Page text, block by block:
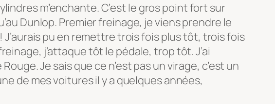
m’enchante. C’est le gros point fort sur
Dunlop. Premier freinage, je viens prendre le
pu en remettre trois fois plus tôt, trois fois
j’attaque tôt le pédale, trop tôt. J’ai
Je sais que ce n’est pas un virage, c’est un
de mes voitures il y a quelques années,